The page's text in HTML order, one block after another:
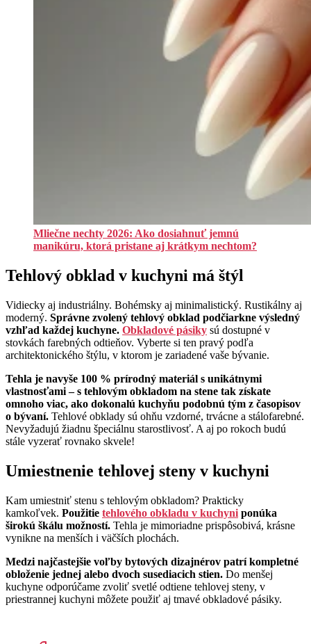
Mliečne nechty 2026: Ako dosiahnuť jemnú
manikúru, ktorá pristane aj krátkym nechtom?
Tehlový obklad v kuchyni má štýl
Vidiecky aj industriálny. Bohémsky aj minimalistický. Rustikálny aj
moderný. Správne zvolený tehlový obklad podčiarkne výsledný
vzhľad každej kuchyne. Obkladové pásiky sú dostupné v
stovkách farebných odtieňov. Vyberte si ten pravý podľa
architektonického štýlu, v ktorom je zariadené vaše bývanie.
Tehla je navyše 100 % prírodný materiál s unikátnymi
vlastnosťami – s tehlovým obkladom na stene tak získate
omnoho viac, ako dokonalú kuchyňu podobnú tým z časopisov
o bývaní. Tehlové obklady sú ohňu vzdorné, trvácne a stálofarebné.
Nevyžadujú žiadnu špeciálnu starostlivosť. A aj po rokoch budú
stále vyzerať rovnako skvele!
Umiestnenie tehlovej steny v kuchyni
Kam umiestniť stenu s tehlovým obkladom? Prakticky
kamkoľvek. Použitie tehlového obkladu v kuchyni ponúka
širokú škálu možností. Tehla je mimoriadne prispôsobivá, krásne
vynikne na menších i väčších plochách.
Medzi najčastejšie voľby bytových dizajnérov patrí kompletné
obloženie jednej alebo dvoch susediacich stien. Do menšej
kuchyne odporúčame zvoliť svetlé odtiene tehlovej steny, v
priestrannej kuchyni môžete použiť aj tmavé obkladové pásiky.